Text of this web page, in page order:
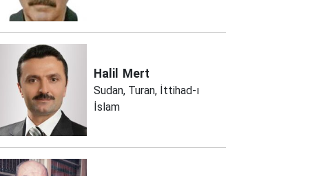
Halil Mert
Sudan, Turan, İttihad-ı
İslam